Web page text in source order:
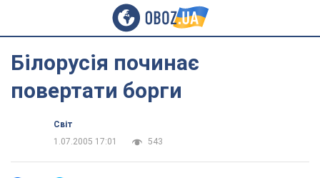
Білорусія починає
повертати борги
Світ
1.07.2005 17:01
543